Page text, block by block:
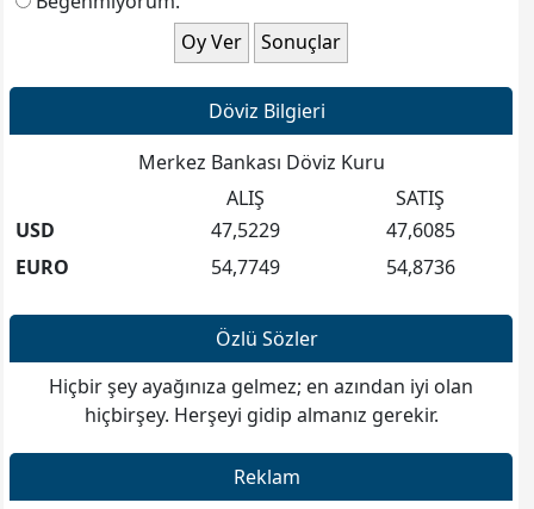
6) Gelir Gider Hesabı ve Tahmini
Görüşülmesi ve Kabulü
7) Üye aidatlarının Belirlenmesi
8) Yönetim Kurulu Başkanının Konuşması
9) Dernek Organlarının Seçimi
10) Dilek ve Temenniler
açılmıştır. Hayırlı olsun. Lütfen dostlarınıza sitemizi
ziyaret etmelerini önerin.
* * * * *
Derneğimizin faaliyetlerine ilgi duyanları, derneğimize
Döviz Bilgieri
Merkez Bankası Döviz Kuru
ALIŞ
SATIŞ
USD
47,5229
47,6085
EURO
54,7749 54,8736
Özlü Sözler
Hiçbir şey ayağınıza gelmez; en azından iyi olan
hiçbirşey. Herşeyi gidip almanız gerekir.
Reklam